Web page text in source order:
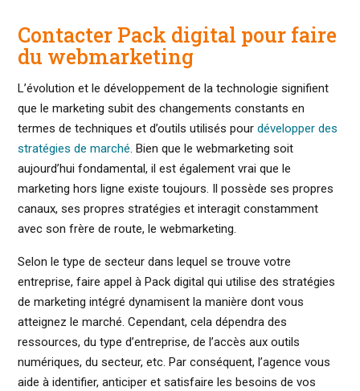
Contacter Pack digital pour faire
du webmarketing
L’évolution et le développement de la technologie signifient
que le marketing subit des changements constants en
termes de techniques et d’outils utilisés pour développer des
stratégies de marché. Bien que le webmarketing soit
aujourd’hui fondamental, il est également vrai que le
marketing hors ligne existe toujours. Il possède ses propres
canaux, ses propres stratégies et interagit constamment
avec son frère de route, le webmarketing.
Selon le type de secteur dans lequel se trouve votre
entreprise, faire appel à Pack digital qui utilise des stratégies
de marketing intégré dynamisent la manière dont vous
atteignez le marché. Cependant, cela dépendra des
ressources, du type d’entreprise, de l’accès aux outils
numériques, du secteur, etc. Par conséquent, l’agence vous
aide à identifier, anticiper et satisfaire les besoins de vos